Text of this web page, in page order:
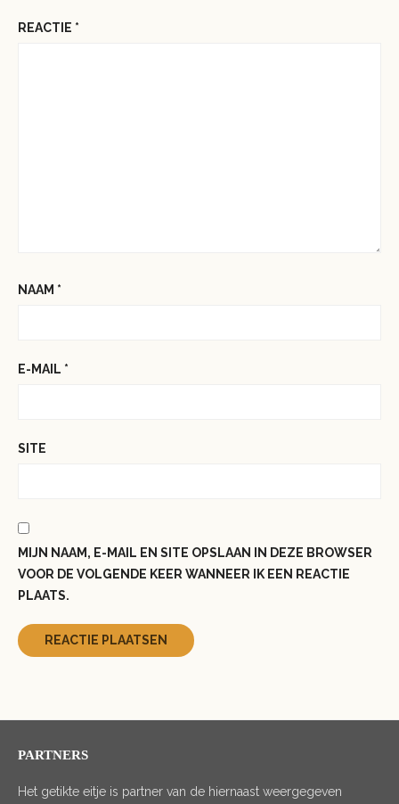
REACTIE *
NAAM *
E-MAIL *
SITE
MIJN NAAM, E-MAIL EN SITE OPSLAAN IN DEZE BROWSER
VOOR DE VOLGENDE KEER WANNEER IK EEN REACTIE
PLAATS.
PARTNERS
Het getikte eitje is partner van de hiernaast weergegeven